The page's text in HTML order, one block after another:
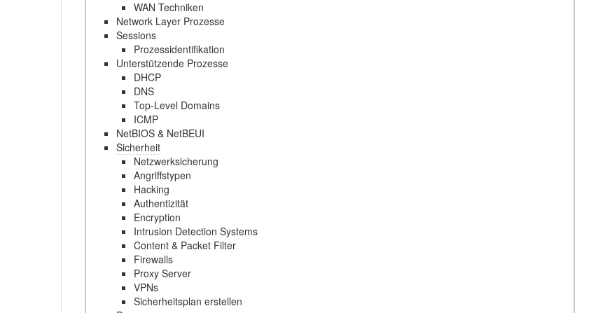
WAN Techniken
Network Layer Prozesse
Sessions
Prozessidentifikation
Unterstützende Prozesse
DHCP
DNS
Top-Level Domains
ICMP
NetBIOS & NetBEUI
Sicherheit
Netzwerksicherung
Angriffstypen
Hacking
Authentizität
Encryption
Intrusion Detection Systems
Content & Packet Filter
Firewalls
Proxy Server
VPNs
Sicherheitsplan erstellen